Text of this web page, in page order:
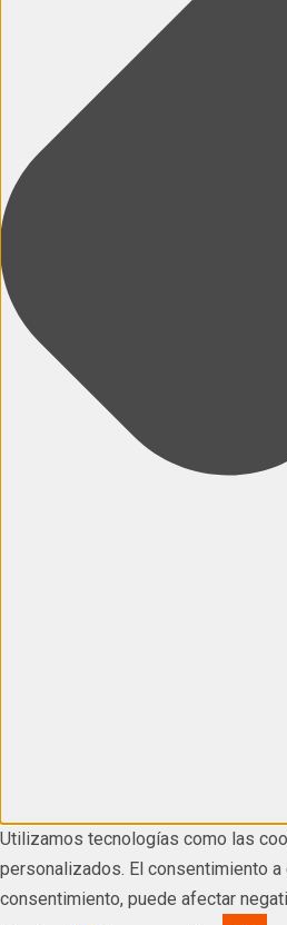
Utilizamos tecnologías como las
personalizados. El consentimiento
consentimiento, puede afectar